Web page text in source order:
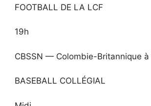
FOOTBALL DE LA LCF
19h
CBSSN — Colombie-Britannique à
BASEBALL COLLÉGIAL